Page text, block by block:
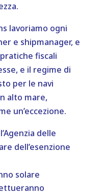
lavoriamo ogni
e shipmanager, e
fiscali
e il regime di
per le navi
alto mare,
un’eccezione.
delle
dell’esenzione
solare